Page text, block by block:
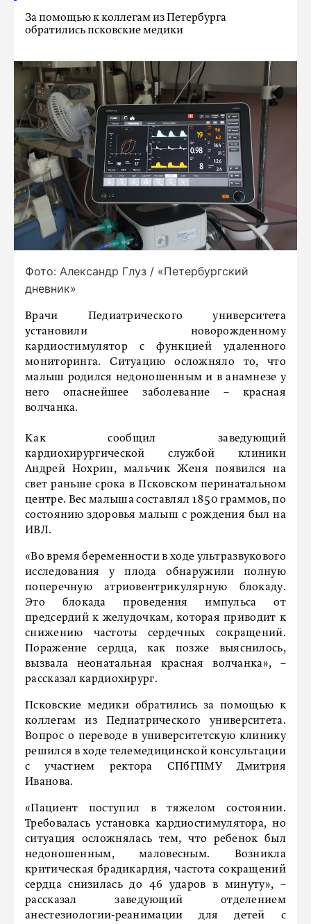
За помощью к коллегам из Петербурга
обратились псковские медики
Фото: Александр Глуз / «Петербургский
дневник»
Врачи Педиатрического университета
установили новорожденному
кардиостимулятор с функцией удаленного
мониторинга. Ситуацию осложняло то, что
малыш родился недоношенным и в анамнезе у
него опаснейшее заболевание – красная
волчанка.
Как сообщил заведующий
кардиохирургической службой клиники
Андрей Нохрин, мальчик Женя появился на
свет раньше срока в Псковском перинатальном
центре. Вес малыша составлял 1850 граммов, по
состоянию здоровья малыш с рождения был на
ИВЛ.
«Во время беременности в ходе ультразвукового
исследования у плода обнаружили полную
поперечную атриовентрикулярную блокаду.
Это блокада проведения импульса от
предсердий к желудочкам, которая приводит к
снижению частоты сердечных сокращений.
Поражение сердца, как позже выяснилось,
вызвала неонатальная красная волчанка», –
рассказал кардиохирург.
Псковские медики обратились за помощью к
коллегам из Педиатрического университета.
Вопрос о переводе в университетскую клинику
решился в ходе телемедицинской консультации
с участием ректора СПбГПМУ Дмитрия
Иванова.
«Пациент поступил в тяжелом состоянии.
Требовалась установка кардиостимулятора, но
ситуация осложнялась тем, что ребенок был
недоношенным, маловесным. Возникла
критическая брадикардия, частота сокращений
сердца снизилась до 46 ударов в минуту», –
рассказал заведующий отделением
анестезиологии-реанимации для детей с